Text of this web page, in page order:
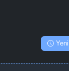
Yeni